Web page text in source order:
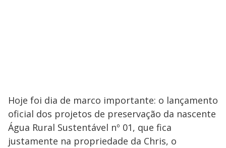
Hoje foi dia de marco importante: o lançamento
oficial dos projetos de preservação da nascente
Água Rural Sustentável nº 01, que fica
justamente na propriedade da Chris, o